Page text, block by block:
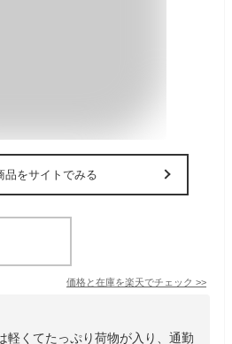
品をサイトでみる
価格と在庫を楽天でチェック >>
軽くてたっぷり荷物が入り、通勤